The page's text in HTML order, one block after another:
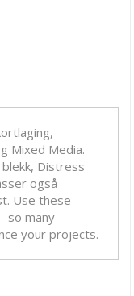
Mixed Media.
Distress
også
Use these
so many
your projects.